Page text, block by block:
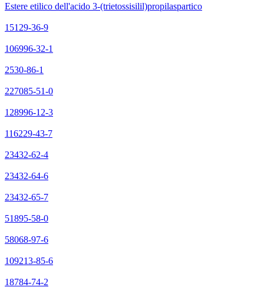
Estere etilico dell'acido 3-(trietossisilil)propilaspartico
15129-36-9
106996-32-1
2530-86-1
227085-51-0
128996-12-3
116229-43-7
23432-62-4
23432-64-6
23432-65-7
51895-58-0
58068-97-6
109213-85-6
18784-74-2